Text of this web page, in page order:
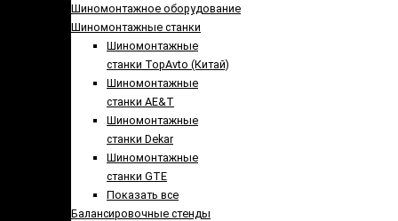
Шиномонтажное оборудование
Шиномонтажные станки
Шиномонтажные
станки TopAvto (Китай)
Шиномонтажные
станки AE&T
Шиномонтажные
станки Dekar
Шиномонтажные
станки GTE
Показать все
Балансировочные стенды